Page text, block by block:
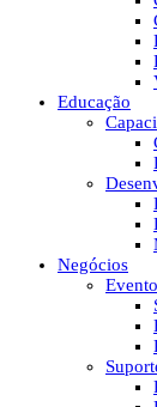
Educação
Negócios